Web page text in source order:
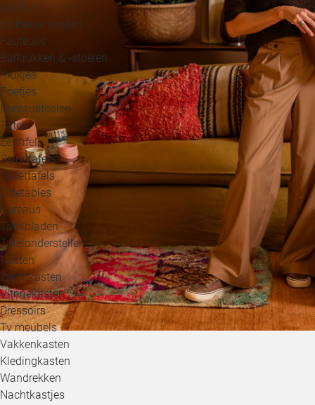
Stoelen
Eetkamerstoelen
Fauteuils
Barkrukken & -stoelen
Krukjes
Poefjes
Bureaustoelen
Tafels
Eettafels
Salontafels
Bijzettafels
Sidetables
Bureaus
Tafelbladen
Tafelonderstellen
Kasten
Wandkasten
Vitrinekasten
Dressoirs
Tv meubels
Vakkenkasten
Kledingkasten
Wandrekken
Nachtkastjes